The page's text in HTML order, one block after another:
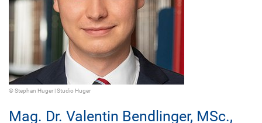
© Stephan Huger | Studio Huger
Mag. Dr. Valentin Bendlinger, MSc.,